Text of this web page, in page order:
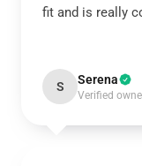
fit and is really
S Serena
Verified